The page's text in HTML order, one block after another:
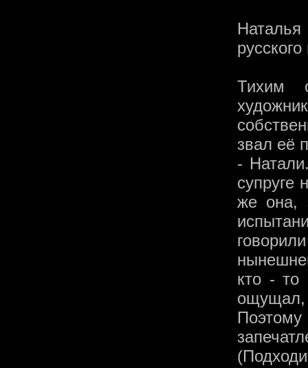
Тихим
звал её
-
супруге
же она,
кто - то